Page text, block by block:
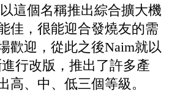
這個名稱推出綜合擴大機
佳，很能迎合發燒友的需
歡迎，從此之後Naim就以
行改版，推出了許多產
高、中、低三個等級。